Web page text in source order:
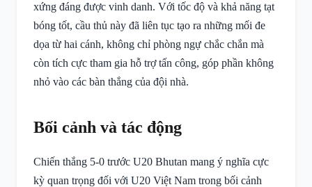
xứng đáng được vinh danh. Với tốc độ và khả năng tạt
bóng tốt, cầu thủ này đã liên tục tạo ra những mối đe
dọa từ hai cánh, không chỉ phòng ngự chắc chắn mà
còn tích cực tham gia hỗ trợ tấn công, góp phần không
nhỏ vào các bàn thắng của đội nhà.
Bối cảnh và tác động
Chiến thắng 5-0 trước U20 Bhutan mang ý nghĩa cực
kỳ quan trọng đối với U20 Việt Nam trong bối cảnh